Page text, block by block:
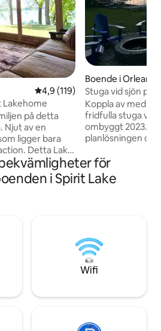
4,9 av 5 i genomsnittligt
4,9 (119)
Lakehome
på detta
ligger bara
Lake
ett öppet
fantastiska vyer
du behöver.
Boende i Orleans
Stuga vid sjön på
Koppla av med
fridfulla stuga vid
ombyggt 2023.
planlösningen
på sydöstra sidan
promenad till
park! En privat
torktumlare,
platt-TV.
för
i Spirit Lake
Wifi